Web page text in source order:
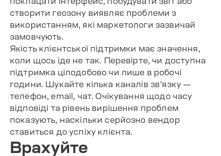
створити геозону виявляє проблеми з
використанням, які маркетологи зазвичай
замовчують.
Якість клієнтської підтримки має значення,
коли щось іде не так. Перевірте, чи доступна
підтримка цілодобово чи лише в робочі
години. Шукайте кілька каналів зв’язку —
телефон, email, чат. Очікування щодо часу
відповіді та рівень вирішення проблем
показують, наскільки серйозно вендор
ставиться до успіху клієнта.
Врахуйте